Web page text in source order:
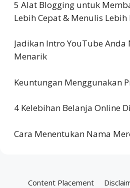
5 Alat Blogging untuk
Lebih Cepat & Menulis Lebih
Jadikan Intro YouTube
Menarik
Keuntungan Menggunakan
4 Kelebihan Belanja Online
Cara Menentukan Nama
Content Placement